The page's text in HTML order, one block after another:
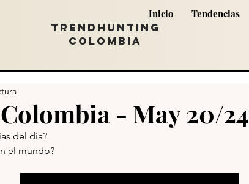
Inicio Tendencias
TRENDHUNTING
COLOMBIA
- May 20/24
del día?
el mundo?